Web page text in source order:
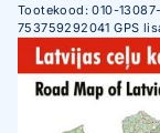
Tootekood:010-13087-
753759292041 GPS